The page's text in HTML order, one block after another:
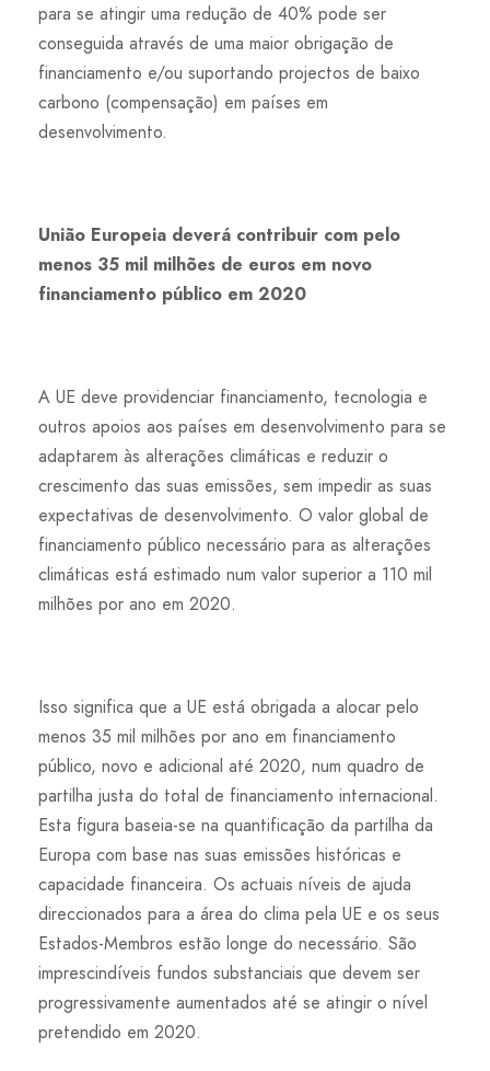
para se atingir uma redução de 40% pode ser
conseguida através de uma maior obrigação de
financiamento e/ou suportando projectos de baixo
carbono (compensação) em países em
desenvolvimento.
União Europeia deverá contribuir com pelo
menos 35 mil milhões de euros em novo
financiamento público em 2020
A UE deve providenciar financiamento, tecnologia e
outros apoios aos países em desenvolvimento para se
adaptarem às alterações climáticas e reduzir o
crescimento das suas emissões, sem impedir as suas
expectativas de desenvolvimento. O valor global de
financiamento público necessário para as alterações
climáticas está estimado num valor superior a 110 mil
milhões por ano em 2020.
Isso significa que a UE está obrigada a alocar pelo
menos 35 mil milhões por ano em financiamento
público, novo e adicional até 2020, num quadro de
partilha justa do total de financiamento internacional.
Esta figura baseia-se na quantificação da partilha da
Europa com base nas suas emissões históricas e
capacidade financeira. Os actuais níveis de ajuda
direccionados para a área do clima pela UE e os seus
Estados-Membros estão longe do necessário. São
imprescindíveis fundos substanciais que devem ser
progressivamente aumentados até se atingir o nível
pretendido em 2020.